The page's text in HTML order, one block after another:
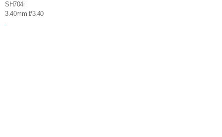
SH704i
3.40mm f/3.40